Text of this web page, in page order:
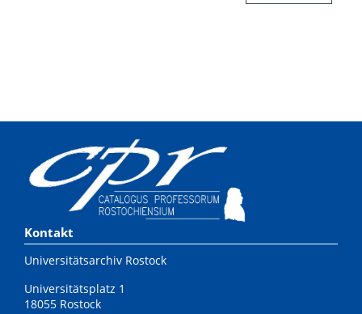
Kontakt
Universitätsarchiv Rostock
Universitätsplatz 1
18055 Rostock